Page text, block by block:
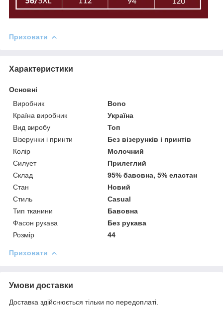
Приховати
Характеристики
Основні
Виробник
Bono
Країна виробник
Україна
Вид виробу
Топ
Візерунки і принти
Без візерунків і принтів
Колір
Молочний
Силует
Прилеглий
Склад
95% бавовна, 5% еластан
Стан
Новий
Стиль
Casual
Тип тканини
Бавовна
Фасон рукава
Без рукава
Розмір
44
Приховати
Умови доставки
Доставка здійснюється тільки по передоплаті.